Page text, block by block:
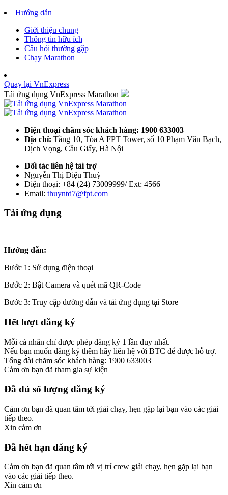
Hướng dẫn
Giới thiệu chung
Thông tin hữu ích
Câu hỏi thường gặp
Chạy Marathon
Quay lại VnExpress
Tải ứng dụng VnExpress Marathon
Điện thoại chăm sóc khách hàng: 1900 633003
Địa chỉ: Tầng 10, Tòa A FPT Tower, số 10 Phạm Văn Bạch,
Dịch Vọng, Cầu Giấy, Hà Nội
Đối tác liên hệ tài trợ
Nguyễn Thị Diệu Thuỳ
Điện thoại: +84 (24) 73009999/ Ext: 4566
Email: thuyntd7@fpt.com
Tải ứng dụng
Hướng dẫn:
Bước 1: Sử dụng điện thoại
Bước 2: Bật Camera và quét mã QR-Code
Bước 3: Truy cập đường dẫn và tải ứng dụng tại Store
Hết lượt đăng ký
Mỗi cá nhân chỉ được phép đăng ký 1 lần duy nhất.
Nếu bạn muốn đăng ký thêm hãy liên hệ với BTC để được hỗ trợ.
Tổng đài chăm sóc khách hàng: 1900 633003
Cảm ơn bạn đã tham gia sự kiện
Đã đủ số lượng đăng ký
Cảm ơn bạn đã quan tâm tới giải chạy, hẹn gặp lại bạn vào các giải
tiếp theo.
Xin cảm ơn
Đã hết hạn đăng ký
Cảm ơn bạn đã quan tâm tới vị trí crew giải chạy, hẹn gặp lại bạn
vào các giải tiếp theo.
Xin cảm ơn